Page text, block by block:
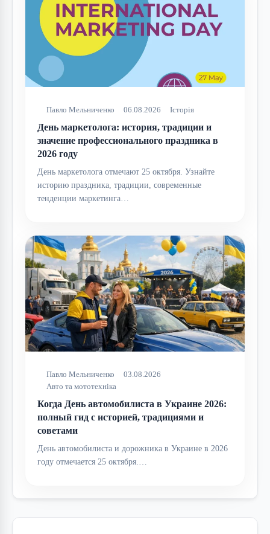
Павло Мельниченко 06.08.2026 Історія
День маркетолога: история, традиции и
значение профессионального праздника в
2026 году
День маркетолога отмечают 25 октября. Узнайте
историю праздника, традиции, современные
тенденции маркетинга…
Павло Мельниченко
03.08.2026
Авто та мототехніка
Когда День автомобилиста в Украине 2026:
полный гид с историей, традициями и
советами
День автомобилиста и дорожника в Украине в 2026
году отмечается 25 октября.…